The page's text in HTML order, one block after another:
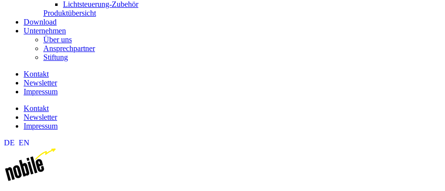
Lichtsteuerung-Zubehör
Produktübersicht
Download
Unternehmen
Über uns
Ansprechpartner
Stiftung
Kontakt
Newsletter
Impressum
Kontakt
Newsletter
Impressum
DE EN